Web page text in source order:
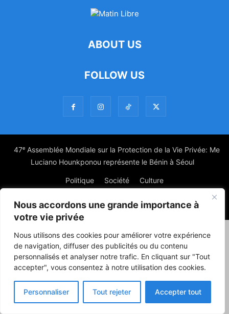
Nous accordons une grande importance à
votre vie privée
Nous utilisons des cookies pour améliorer votre expérience
de navigation, diffuser des publicités ou du contenu
personnalisés et analyser notre trafic. En cliquant sur "Tout
accepter", vous consentez à notre utilisation des cookies.
Personnaliser Tout rejeter Accepter tout
ABOUT US
FOLLOW US
47ᵉ Assemblée Mondiale sur la Protection de la Vie Privée: Me
Luciano Hounkponou représente le Bénin à Séoul
Politique Société Culture
© Powered by digitXplus Francophone